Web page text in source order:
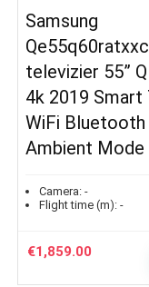
Samsung
Qe55q60ratxxc
televizier 55”
4k 2019 Smart
WiFi Bluetooth
Ambient Mode
Camera: -
Flight time (m): -
€1,859.00